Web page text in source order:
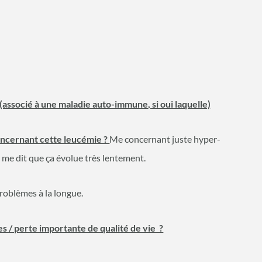
à une maladie auto-immune, si oui laquelle)
cette leucémie ? Me concernant juste hyper-
dit que ça évolue très lentement.
à la longue.
/ perte importante de qualité de vie ?